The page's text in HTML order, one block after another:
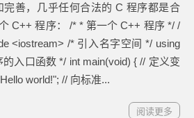
完善，几乎任何合法的 C 程序都是合
C++ 程序： /* * 第一个 C++ 程序 */ /
<iostream> /* 引入名字空间 */ using
入口函数 */ int main(void) { // 定义变
world!"; // 向标准...
阅读更多